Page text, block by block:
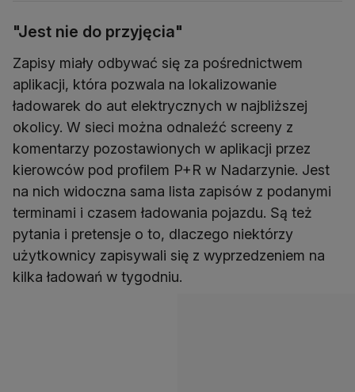
"Jest nie do przyjęcia"
Zapisy miały odbywać się za pośrednictwem
aplikacji, która pozwala na lokalizowanie
ładowarek do aut elektrycznych w najbliższej
okolicy. W sieci można odnaleźć screeny z
komentarzy pozostawionych w aplikacji przez
kierowców pod profilem P+R w Nadarzynie. Jest
na nich widoczna sama lista zapisów z podanymi
terminami i czasem ładowania pojazdu. Są też
pytania i pretensje o to, dlaczego niektórzy
użytkownicy zapisywali się z wyprzedzeniem na
kilka ładowań w tygodniu.